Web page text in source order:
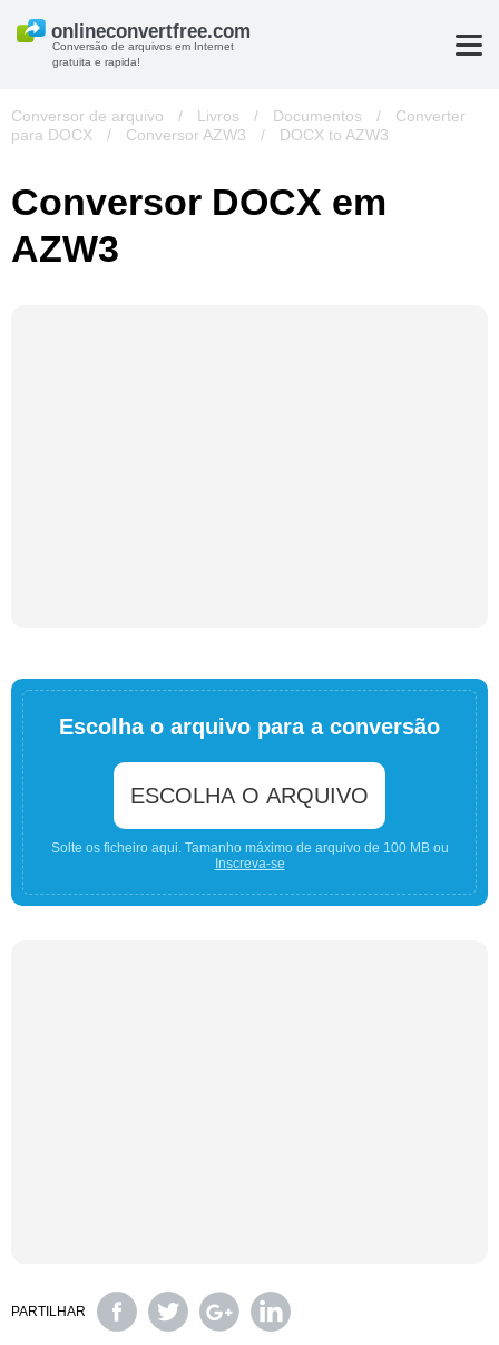
Conversão de arquivos em Internet
gratuita e rapida!
Conversor de arquivo / Livros / Documentos /
Converter
para DOCX
/ Conversor AZW3 / DOCX to AZW3
Conversor DOCX em
AZW3
Escolha o arquivo para a conversão
ESCOLHA O ARQUIVO
Solte os ficheiro aqui. Tamanho máximo de arquivo de 100 MB ou
Inscreva-se
PARTILHAR